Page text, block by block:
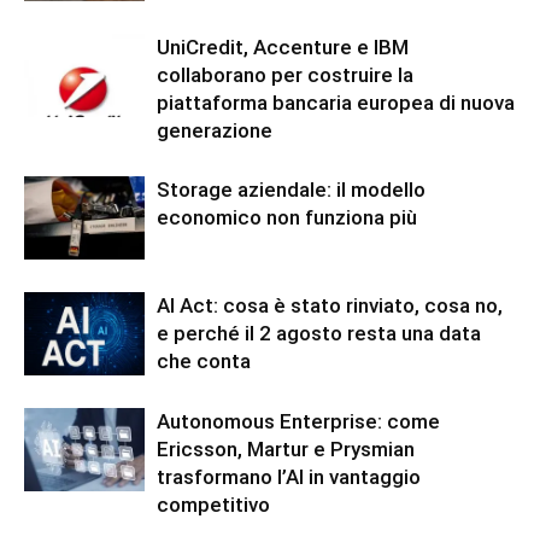
UniCredit, Accenture e IBM
collaborano per costruire la
piattaforma bancaria europea di nuova
generazione
Storage aziendale: il modello
economico non funziona più
AI Act: cosa è stato rinviato, cosa no,
e perché il 2 agosto resta una data
che conta
Autonomous Enterprise: come
Ericsson, Martur e Prysmian
trasformano l’AI in vantaggio
competitivo